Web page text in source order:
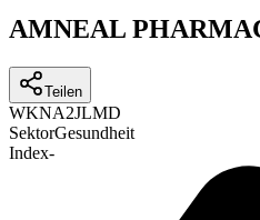
AMNEAL
Teilen
WKNA2JLMD
SektorGesundheit
Index-